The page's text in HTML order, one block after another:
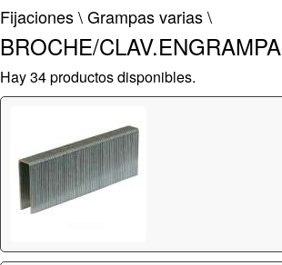
Fijaciones \Grampas varias \
BROCHE/CLAV.ENGRAMPA
Hay 34 productos disponibles.